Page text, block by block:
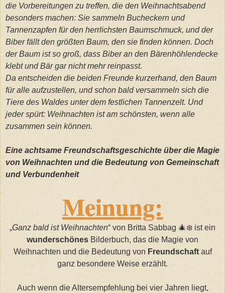
die Vorbereitungen zu treffen, die den Weihnachtsabend
besonders machen: Sie sammeln Bucheckern und
Tannenzapfen für den herrlichsten Baumschmuck, und der
Biber fällt den größten Baum, den sie finden können. Doch
der Baum ist so groß, dass Biber an den Bärenhöhlendecke
klebt und Bär gar nicht mehr reinpasst.
Da entscheiden die beiden Freunde kurzerhand, den Baum
für alle aufzustellen, und schon bald versammeln sich die
Tiere des Waldes unter dem festlichen Tannenzelt. Und
jeder spürt: Weihnachten ist am schönsten, wenn alle
zusammen sein können.
Eine achtsame Freundschaftsgeschichte über die Magie
von Weihnachten und die Bedeutung von Gemeinschaft
und Verbundenheit
Meinung:
„Ganz bald ist Weihnachten“ von Britta Sabbag 🎄❄️ ist ein
wunderschönes Bilderbuch, das die Magie von
Weihnachten und die Bedeutung von Freundschaft auf
ganz besondere Weise erzählt.
Auch wenn die Altersempfehlung bei vier Jahren liegt,